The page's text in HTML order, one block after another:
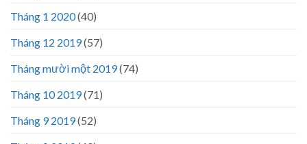
Tháng 1 2020(40)
Tháng 12 2019(57)
Tháng mười một 2019(74)
Tháng 10 2019(71)
Tháng 9 2019(52)